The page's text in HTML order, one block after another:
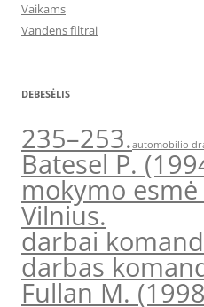
Vaikams
Vandens filtrai
DEBESĖLIS
235–253.automobilio
Batesel P.
mokymo
Vilnius.
darbai
darbas
Fullan M.